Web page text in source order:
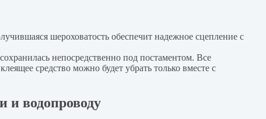
шероховатость обеспечит надежное сцепление с
непосредственно под постаментом. Все
средство можно будет убрать только вместе с
и водопроводу